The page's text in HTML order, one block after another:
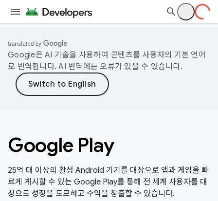
Google은 AI 기술을 사용하여 콘텐츠를 사용자의 기본 언어
로 번역합니다. AI 번역에는 오류가 있을 수 있습니다.
Google Play
25억 대 이상의 활성 Android 기기를 대상으로 앱과 게임을 빠
르게 게시할 수 있는 Google Play를 통해 전 세계 사용자를 대
상으로 성장을 도모하고 수익을 창출할 수 있습니다.